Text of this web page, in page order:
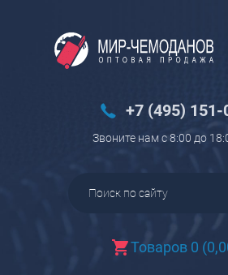
+7 (495) 151-
Звоните нам с 8:00 до
Товаров 0 (
Вход
Багаж
Чемоданы
Чемоданы
Пилоты на